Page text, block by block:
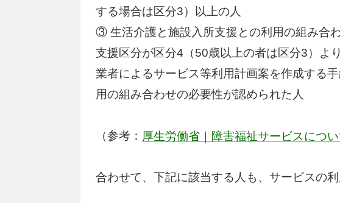
する場合は区分3）以上の人
③ 生活介護と施設入所支援との利用の組み合
支援区分が区分4（50歳以上の者は区分3）よ
業者によるサービス等利用計画案を作成する
用の組み合わせの必要性が認められた人
（参考： 厚生労働省｜障害福祉サービスについ
合わせて、下記に該当する人も、サービスの利